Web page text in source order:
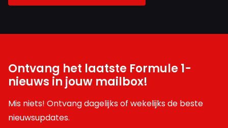
Ontvang het laatste Formule 1-
nieuws in jouw mailbox!
Mis niets! Ontvang dagelijks of wekelijks de beste
nieuwsupdates.